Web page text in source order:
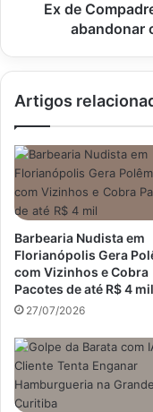
Ex de
abandonar
Artigos
Barbearia Nudista em
Florianópolis Gera
com Vizinhos e Cobra
Pacotes de até R$ 4 mil
27/07/2026